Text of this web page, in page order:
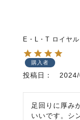
E・L・T ロイヤ
購入者
投稿日
足回りに厚み
いいです。シ